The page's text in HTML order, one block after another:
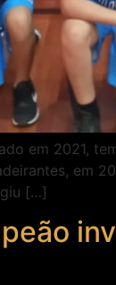
em 2021,
em
[…]